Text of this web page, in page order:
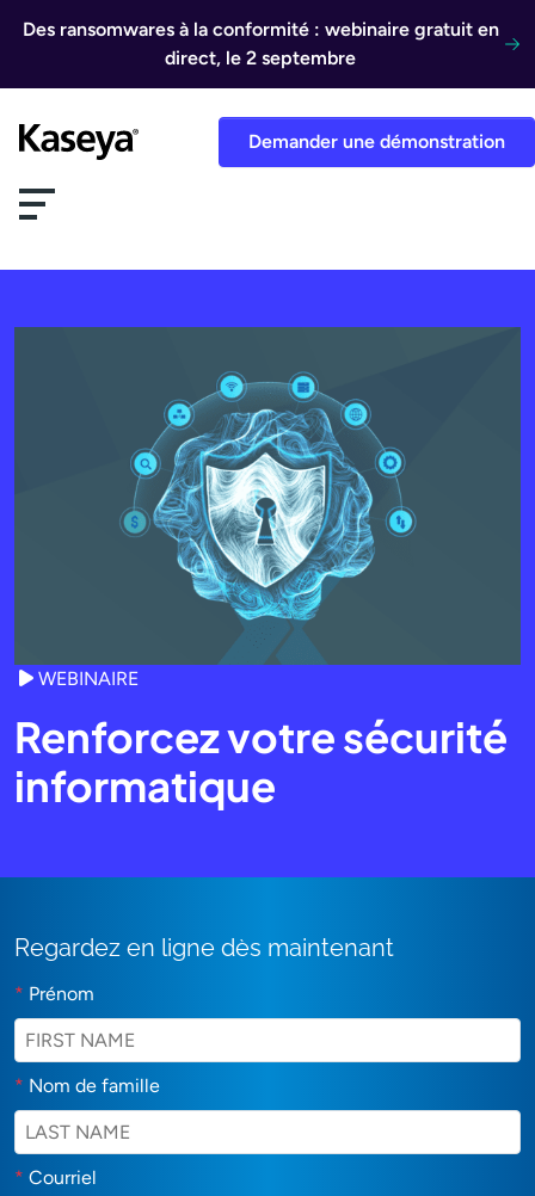
Des ransomwares à la conformité : webinaire gratuit en
direct, le 2 septembre
Demander une démonstration
WEBINAIRE
Renforcez votre sécurité
informatique
Regardez en ligne dès maintenant
* Prénom
* Nom de famille
* Courriel